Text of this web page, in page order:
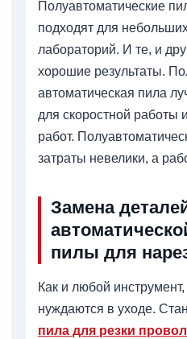
Полуавтоматические
подходят для
лабораторий. И те, и
хорошие результаты.
автоматическая пила
для скоростной работы
работ.
затраты невелики, а
Замена
пилы для
Как и любой
нуждаются в уходе.
пила для резки